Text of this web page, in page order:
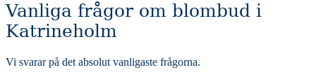
Vanliga frågor om blombud i
Katrineholm
Vi svarar på det absolut vanligaste frågorna.